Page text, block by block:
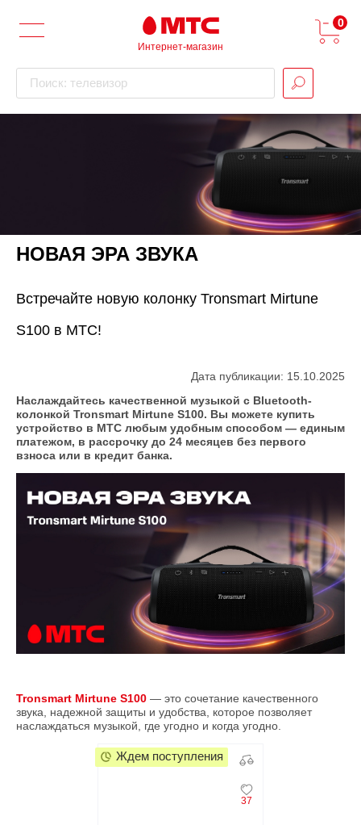
Интернет-магазин
Поиск: телевизор
0
НОВАЯ ЭРА ЗВУКА
Встречайте новую колонку Tronsmart Mirtune
S100 в МТС!
Дата публикации: 15.10.2025
Наслаждайтесь качественной музыкой с Bluetooth-
колонкой Tronsmart Mirtune S100. Вы можете купить
устройство в МТС любым удобным способом — единым
платежом, в рассрочку до 24 месяцев без первого
взноса или в кредит банка.
Tronsmart Mirtune S100 — это сочетание качественного
звука, надежной защиты и удобства, которое позволяет
наслаждаться музыкой, где угодно и когда угодно.
37
Ждем поступления